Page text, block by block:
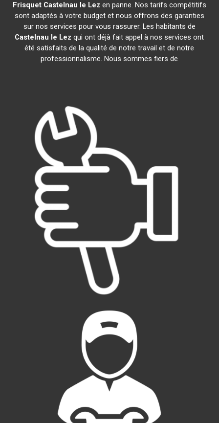
Frisquet Castelnau le Lez en panne. Nos tarifs compétitifs
sont adaptés à votre budget et nous offrons des garanties
sur nos services pour vous rassurer. Les habitants de
Castelnau le Lez qui ont déjà fait appel à nos services ont
été satisfaits de la qualité de notre travail et de notre
professionnalisme. Nous sommes fiers de